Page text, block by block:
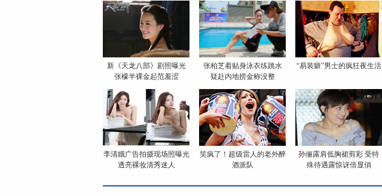
新《天龙八部》剧照曝光
张檬半裸金起范羞涩
张柏芝着贴身泳衣练跳水
疑赴内地捞金称没整
“易装癖”男士的疯狂夜生活
李清娥广告拍摄现场照曝光
透亮裸妆清秀迷人
笑疯了！超级雷人的老外醉
酒派队
孙俪露肩低胸裙剪彩 受特
殊待遇露惊讶倍显俏